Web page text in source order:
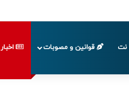
نت قوانین و مصوبات اخبار